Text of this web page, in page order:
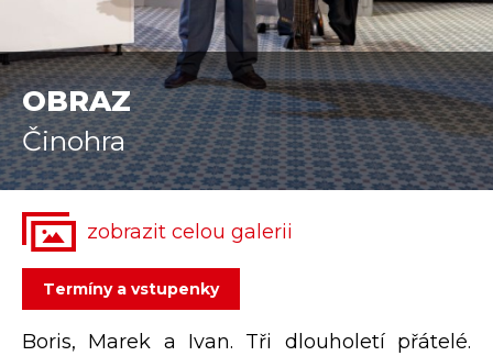
Pronájem divadla
Zadaná představení
Zájezdy
Partnerství
Historie
OBRAZ
Činohra
zobrazit celou galerii
termíny a vstupenky
Boris, Marek a Ivan. Tři dlouholetí přátelé.